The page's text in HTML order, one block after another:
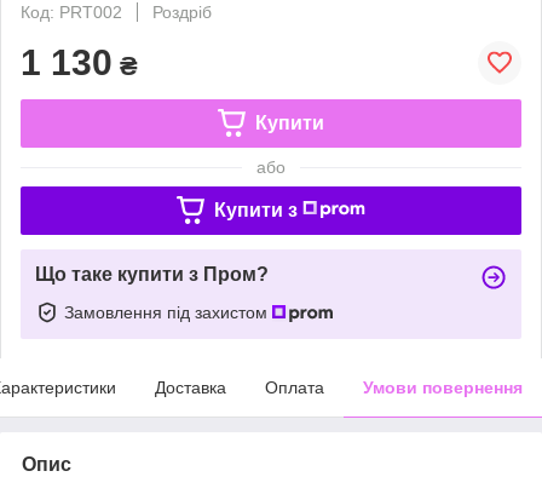
Код: PRT002
Роздріб
1 130 ₴
Купити
або
Купити з
Що таке купити з Пром?
Замовлення під захистом
Доставка Оплата Умови повернення
Опис